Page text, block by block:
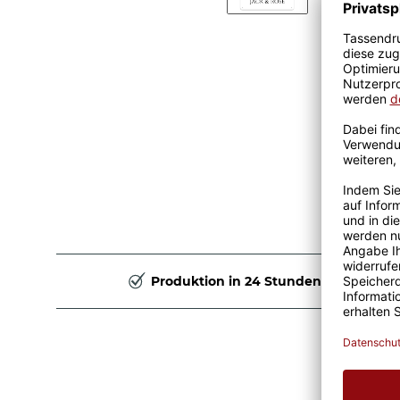
Produktion in 24 Stunden